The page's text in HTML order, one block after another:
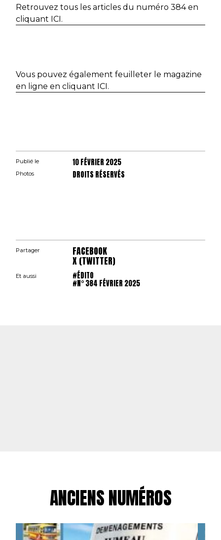
Retrouvez tous les articles du numéro 384 en
cliquant ICI.
Vous pouvez également feuilleter le magazine
en ligne en cliquant ICI.
Publié le 10 FÉVRIER 2025
Photos DROITS RÉSERVÉS
Partager FACEBOOK
X (TWITTER)
Et aussi #ÉDITO
#N° 384 FÉVRIER 2025
ANCIENS NUMÉROS